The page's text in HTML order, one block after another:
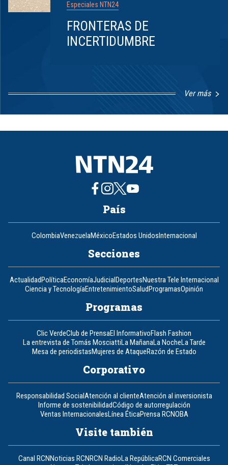
Especiales NTN24
FRONTERAS DE
INCERTIDUMBRE
Ver más
1
8
País
ColombiaVenezuelaMéxicoEstados UnidosInternacional
Secciones
ActualidadPolíticaEconomíaJudicialDeportesNuestra Tele Internacional
Ciencia y TecnologíaEntretenimientoSaludProgramasOpinión
Programas
Clic VerdeClub de PrensaEl InformativoFlash Fashion
La entrevista de Tomás MosciattiLa MañanaLa NocheLa Tarde
Mesa de periodistasMujeres de AtaqueRazón de Estado
Corporativo
Responsabilidad SocialAtención al clienteAtención al inversionista
Informe de sostenibilidadCódigo de autorregulación
Ventas InternacionalesLínea ÉticaPrensa RCNOBA
Visite también
Canal RCNNoticias RCNRCN RadioLa RepúblicaRCN Comerciales